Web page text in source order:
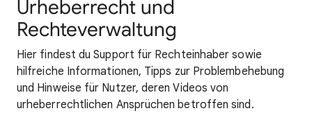
Urheberrecht und
Rechteverwaltung
Hier findest du Support für Rechteinhaber sowie
hilfreiche Informationen, Tipps zur Problembehebung
und Hinweise für Nutzer, deren Videos von
urheberrechtlichen Ansprüchen betroffen sind.